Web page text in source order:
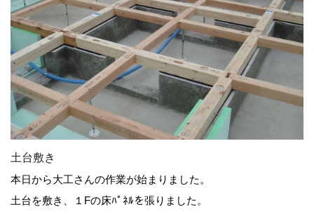
土台敷き
本日から大工さんの作業が始まりました。
土台を敷き、１Fの床ﾊﾟﾈﾙを張りました。